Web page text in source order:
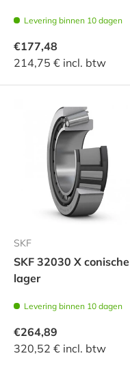
Levering binnen 10 dagen
€177,48
214,75 € incl. btw
SKF
SKF 32030 X conische
lager
Levering binnen 10 dagen
€264,89
320,52 € incl. btw